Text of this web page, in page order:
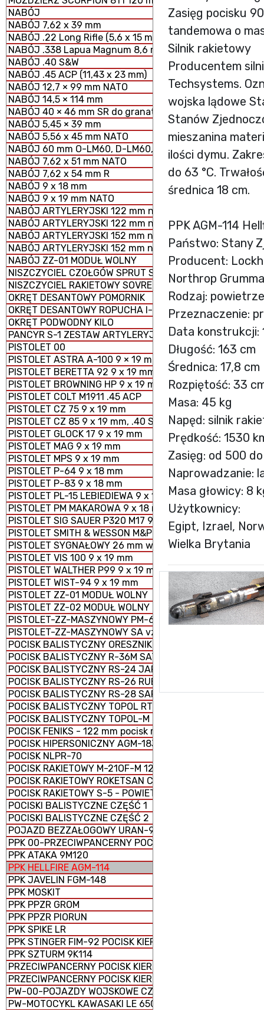
NABÓJ
NABÓJ 7,62 x 39 mm
NABÓJ .22 Long Rifle (5,6 x 15 mm)
NABÓJ .338 Lapua Magnum 8,6 mm
NABÓJ .40 S&W
NABÓJ .45 ACP (11,43 x 23 mm)
NABÓJ 12,7 × 99 mm NATO
NABÓJ 14,5 × 114 mm
NABÓJ 40 × 46 mm SR do granatników
NABÓJ 5,45 × 39 mm
NABÓJ 5,56 x 45 mm NATO
NABÓJ 60 mm O-LM60, D-LM60, S-LM60 MOŹDZIERZOWY
NABÓJ 7,62 x 51 mm NATO
NABÓJ 7,62 x 54 mm R
NABÓJ 9 x 18 mm
NABÓJ 9 x 19 mm NATO
NABÓJ ARTYLERYJSKI 122 mm nabój HE z ładunkiem
NABÓJ ARTYLERYJSKI 122 mm nabój HE z ładunkiem
NABÓJ ARTYLERYJSKI 152 mm nabój HE z ładunkiem
NABÓJ ARTYLERYJSKI 152 mm nabój HE z ładunkiem
NABÓJ ZZ-01 MODUŁ WOLNY
NISZCZYCIEL CZOŁGÓW SPRUT SD-2S25M
NISZCZYCIEL RAKIETOWY SOVREMENNY
OKRĘT DESANTOWY POMORNIK
OKRĘT DESANTOWY ROPUCHA I-II
OKRĘT PODWODNY KILO
PANCYR S-1 ZESTAW ARTYLERYJSKO - RAKIETOWY
PISTOLET 00
PISTOLET ASTRA A-100 9 × 19 mm
PISTOLET BERETTA 92 9 x 19 mm
PISTOLET BROWNING HP 9 x 19 mm
PISTOLET COLT M1911 .45 ACP
PISTOLET CZ 75 9 x 19 mm
PISTOLET CZ 85 9 x 19 mm, .40 S&W
PISTOLET GLOCK 17 9 x 19 mm
PISTOLET MAG 9 x 19 mm
PISTOLET MPS 9 x 19 mm
PISTOLET P-64 9 x 18 mm
PISTOLET P-83 9 x 18 mm
PISTOLET PL-15 LEBIEDIEWA 9 x 19 mm
PISTOLET PM MAKAROWA 9 x 18 mm
PISTOLET SIG SAUER P320 M17 9 x 19 mm
PISTOLET SMITH & WESSON M&P 9 x 19 mm
PISTOLET SYGNAŁOWY 26 mm wz. 1978
PISTOLET VIS 100 9 x 19 mm
PISTOLET WALTHER P99 9 x 19 mm
PISTOLET WIST-94 9 x 19 mm
PISTOLET ZZ-01 MODUŁ WOLNY
PISTOLET ZZ-02 MODUŁ WOLNY
PISTOLET-ZZ-MASZYNOWY PM-63 RAK 9 × 18 mm
PISTOLET-ZZ-MASZYNOWY SA vz. 61 ŠKORPION
POCISK BALISTYCZNY ORESZNIK
POCISK BALISTYCZNY R-36M SATAN
POCISK BALISTYCZNY RS-24 JARS
POCISK BALISTYCZNY RS-26 RUBIEŻ
POCISK BALISTYCZNY RS-28 SARMAT
POCISK BALISTYCZNY TOPOL RT-2PM
POCISK BALISTYCZNY TOPOL-M RS-12M1
POCISK FENIKS - 122 mm pocisk rakietowy M-21 FHD
POCISK HIPERSONICZNY AGM-183 ARRW
POCISK NLPR-70
POCISK RAKIETOWY M-21OF-M 122 mm
POCISK RAKIETOWY ROKETSAN CIRIT KAL. 70 mm
POCISK RAKIETOWY S-5 - POWIETRZE-ZIEMIA
POCISKI BALISTYCZNE CZĘŚĆ 1
POCISKI BALISTYCZNE CZĘŚĆ 2
POJAZD BEZZAŁOGOWY URAN-9
PPK 00-PRZECIWPANCERNY POCISK KIEROWANY
PPK ATAKA 9M120
PPK HELLFIRE AGM-114
PPK JAVELIN FGM-148
PPK MOSKIT
PPK PPZR GROM
PPK PPZR PIORUN
PPK SPIKE LR
PPK STINGER FIM-92 POCISK KIEROWANY ZIEMIA-
PPK SZTURM 9K114
PRZECIWPANCERNY POCISK KIEROWANY 9K123
PRZECIWPANCERNY POCISK KIEROWANY 9M133 KORNET
PW-00-POJAZDY WOJSKOWE CZĘŚĆ 1
PW-MOTOCYKL KAWASAKI LE 650 VERSYS
Zasięg pocisku
tandemowa o
Silnik rakietowy
Producentem
Techsystems.
wojska lądowe
Stanów
mieszanina
ilości dymu.
do 63 °C.
średnica 18 cm.
PPK AGM-114
Państwo: Stany
Producent:
Northrop
Rodzaj:
Przeznaczenie:
Data konstrukcji:
Długość: 163 cm
Średnica: 17,8 cm
Rozpiętość: 33
Masa: 45 kg
Napęd: silnik
Prędkość: 1530
Zasięg: od 500
Naprowadzanie:
Masa głowicy: 8
Użytkownicy:
Egipt, Izrael,
Wielka Brytania